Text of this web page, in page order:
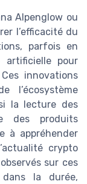
Alpenglow ou
l’efficacité du
parfois en
artificielle pour
innovations
l’écosystème
la lecture des
des produits
à appréhender
crypto
sur ces
la durée,